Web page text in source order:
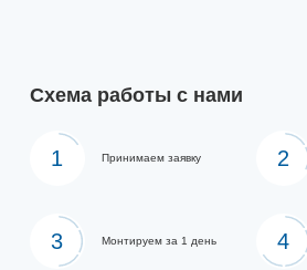
Схема работы с нами
1 Принимаем заявку 2
3 Монтируем за 1 день 4